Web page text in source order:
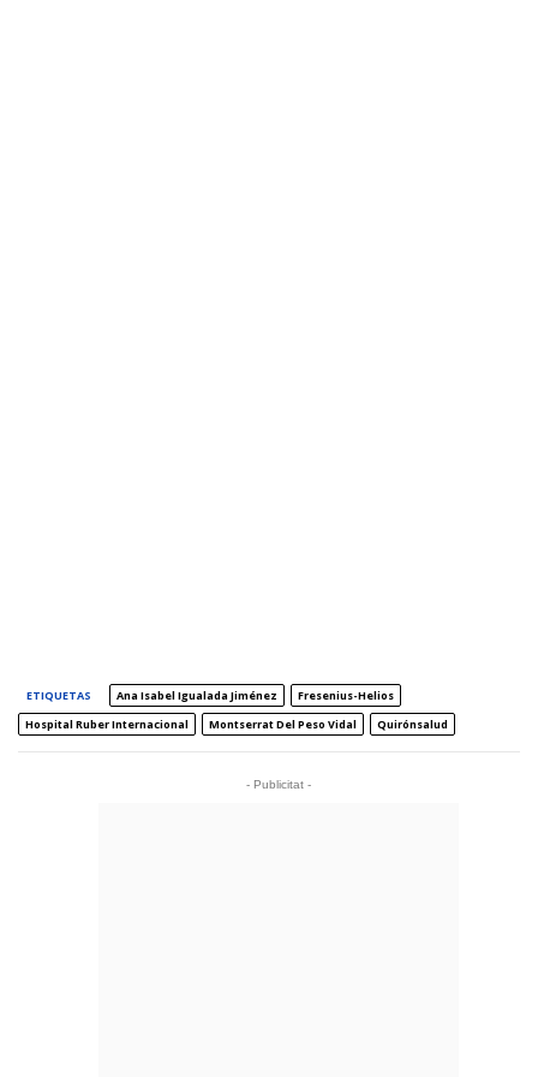
ETIQUETAS Ana Isabel Igualada Jiménez
Fresenius-Helios
Hospital Ruber Internacional
Montserrat Del Peso Vidal Quirónsalud
- Publicitat -